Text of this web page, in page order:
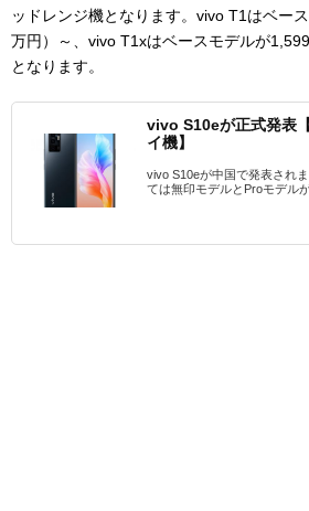
ッドレンジ機となります。vivo T1はベー
万円）～、vivo T1xはベースモデルが
となります。
vivo S10eが正式発表
イ機】
vivo S10eが中国で発表され
ては無印モデルとProモデル